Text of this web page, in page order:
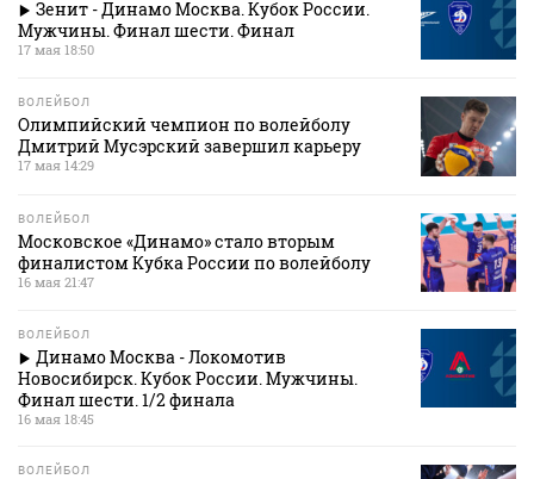
Зенит - Динамо Москва. Кубок России.
Мужчины. Финал шести. Финал
17 мая 18:50
ВОЛЕЙБОЛ
Олимпийский чемпион по волейболу
Дмитрий Мусэрский завершил карьеру
17 мая 14:29
ВОЛЕЙБОЛ
Московское «Динамо» стало вторым
финалистом Кубка России по волейболу
16 мая 21:47
ВОЛЕЙБОЛ
Динамо Москва - Локомотив
Новосибирск. Кубок России. Мужчины.
Финал шести. 1/2 финала
16 мая 18:45
ВОЛЕЙБОЛ